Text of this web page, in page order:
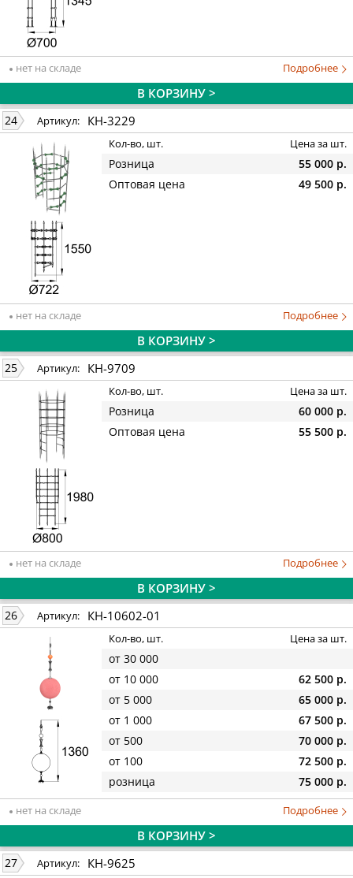
нет на складе Подробнее
В КОРЗИНУ >
24 Артикул: КН-3229
Кол-во, шт. Цена за шт.
Розница
55 000 р.
Оптовая цена
49 500 р.
нет на складе Подробнее
В КОРЗИНУ >
25 Артикул: КН-9709
Кол-во, шт. Цена за шт.
Розница
60 000 р.
Оптовая цена
55 500 р.
нет на складе Подробнее
В КОРЗИНУ >
26 Артикул: КН-10602-01
Кол-во, шт. Цена за шт.
от 30 000
от 10 000
62 500 р.
от 5 000
65 000 р.
от 1 000
67 500 р.
от 500
70 000 р.
от 100
72 500 р.
розница
75 000 р.
нет на складе Подробнее
В КОРЗИНУ >
27 Артикул: КН-9625